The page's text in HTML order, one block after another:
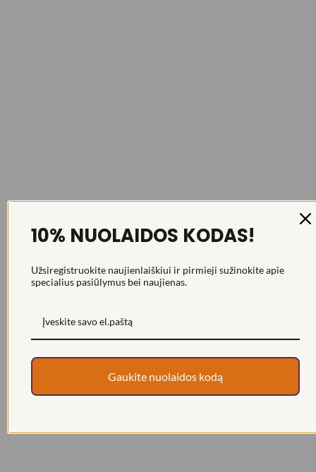
10% NUOLAIDOS KODAS!
Užsiregistruokite naujienlaiškiui ir pirmieji sužinokite apie
specialius pasiūlymus bei naujienas.
Gaukite nuolaidos kodą